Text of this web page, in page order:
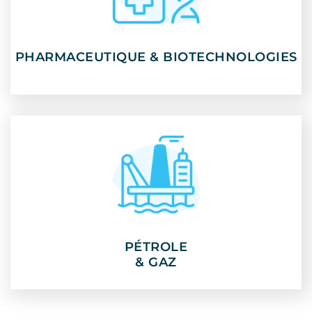
PHARMACEUTIQUE & BIOTECHNOLOGIES
PHARMACEUTIQUE & BIOTECHNOLOGIES
PÉTROLE
& GAZ
PÉTROLE
& GAZ